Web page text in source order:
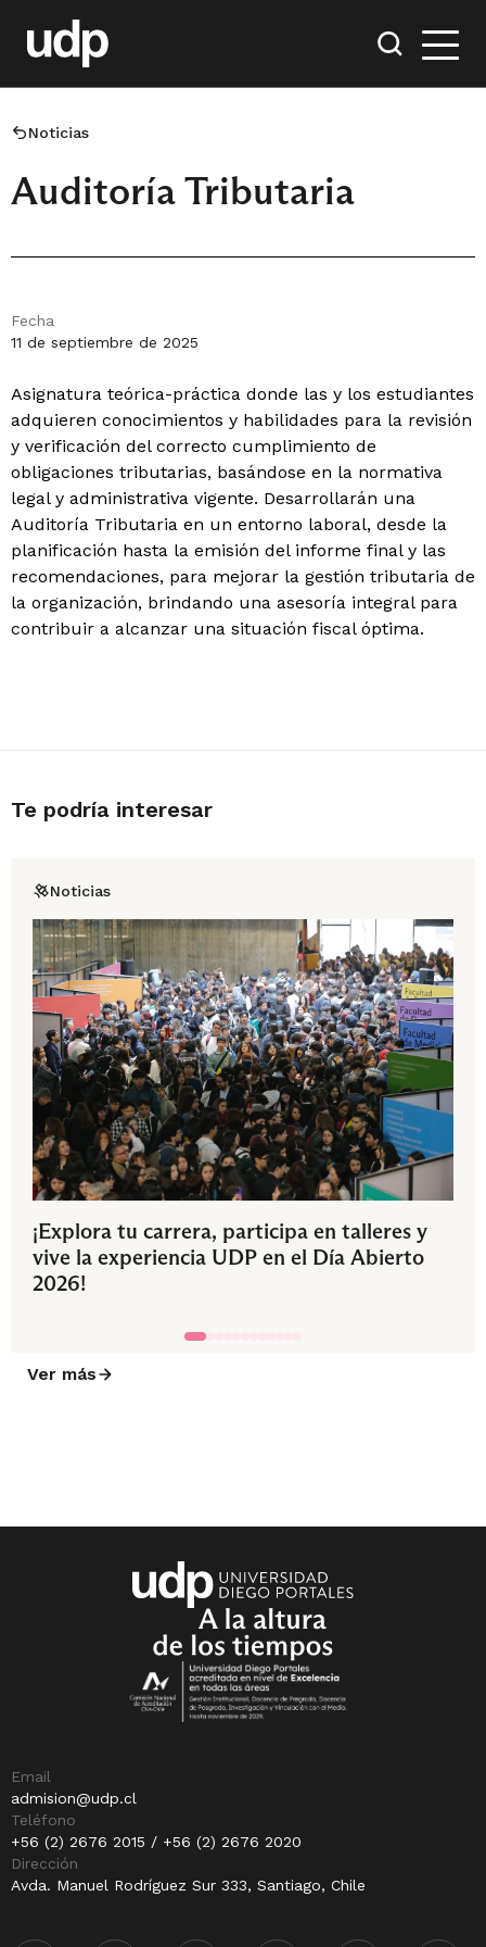
Noticias
Auditoría Tributaria
Fecha
11 de septiembre de 2025
Asignatura teórica-práctica donde las y los estudiantes
adquieren conocimientos y habilidades para la revisión
y verificación del correcto cumplimiento de
obligaciones tributarias, basándose en la normativa
legal y administrativa vigente. Desarrollarán una
Auditoría Tributaria en un entorno laboral, desde la
planificación hasta la emisión del informe final y las
recomendaciones, para mejorar la gestión tributaria de
la organización, brindando una asesoría integral para
contribuir a alcanzar una situación fiscal óptima.
Te podría interesar
Noticias
¡Explora tu carrera, participa en talleres y
vive la experiencia UDP en el Día Abierto
2026!
Ver más
Email
admision@udp.cl
Teléfono
+56 (2) 2676 2015 / +56 (2) 2676 2020
Dirección
Avda. Manuel Rodríguez Sur 333, Santiago, Chile